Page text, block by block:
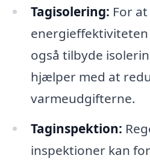
Tagisolering: For
også tilbyde
hjælper med at
varmeudgifterne.
Taginspektion:
inspektioner kan